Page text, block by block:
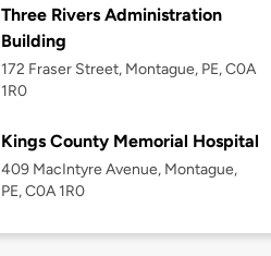
Three Rivers Administration
Building
172 Fraser Street, Montague, PE, C0A
1R0
Kings County Memorial Hospital
409 MacIntyre Avenue, Montague,
PE, C0A 1R0